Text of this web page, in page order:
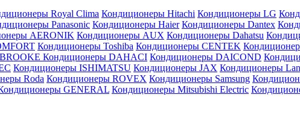
Royal Clima Кондиционеры Hitachi Кондиционеры LG
Panasonic Кондиционеры Haier Кондиционеры Dantex
AERONIK Кондиционеры AUX Кондиционеры Dahatsu
Кондиционеры Toshiba Кондиционеры CENTEK
Кондиционеры DAHACI Кондиционеры DAICOND
Кондиционеры ISHIMATSU Кондиционеры JAX Кондиционеры
Roda Кондиционеры ROVEX Кондиционеры Samsung
GENERAL Кондиционеры Mitsubishi Electric